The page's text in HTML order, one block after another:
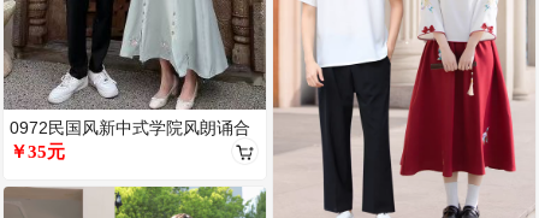
0972民国风新中式学院风朗诵合
唱
￥35元